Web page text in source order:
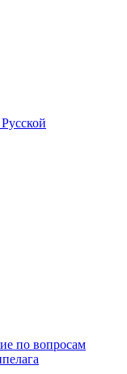
по вопросам